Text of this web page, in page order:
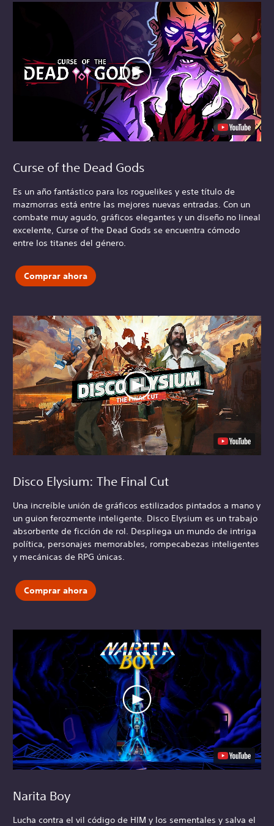
Curse of the Dead Gods
Es un año fantástico para los roguelikes y este título de
mazmorras está entre las mejores nuevas entradas. Con un
combate muy agudo, gráficos elegantes y un diseño no lineal
excelente, Curse of the Dead Gods se encuentra cómodo
entre los titanes del género.
Comprar ahora
Disco Elysium: The Final Cut
Una increíble unión de gráficos estilizados pintados a mano y
un guion ferozmente inteligente. Disco Elysium es un trabajo
absorbente de ficción de rol. Despliega un mundo de intriga
política, personajes memorables, rompecabezas inteligentes
y mecánicas de RPG únicas.
Comprar ahora
Narita Boy
Lucha contra el vil código de HIM y los sementales y salva el